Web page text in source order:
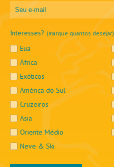
Interesses? (marque quantos desejar)
Eua
África
Exóticos
América do Sul
Cruzeiros
Asia
Oriente Médio
Neve & Ski